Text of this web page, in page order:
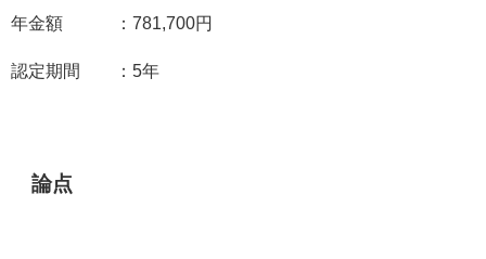
年金額 ： 781,700円
認定期間 ： 5年
論点